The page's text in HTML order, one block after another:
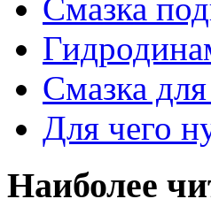
Смазка
Смазка
Для чего
Наиболее